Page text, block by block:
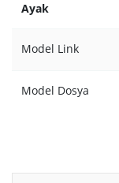
Ayak
Model Link
Model Dosya